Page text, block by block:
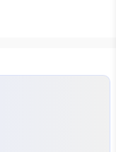
같
면 또